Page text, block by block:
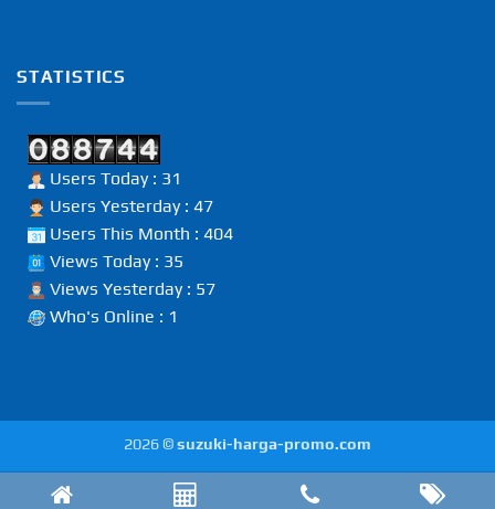
STATISTICS
Users Today : 31
Users Yesterday : 47
Users This Month : 404
Views Today : 35
Views Yesterday : 57
Who's Online : 1
2026 ©suzuki-harga-promo.com